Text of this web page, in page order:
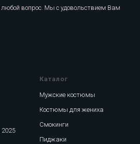
вопрос. Мы с удовольствием Вам
Каталог
Мужские костюмы
Костюмы для жениха
Смокинги
Пиджаки